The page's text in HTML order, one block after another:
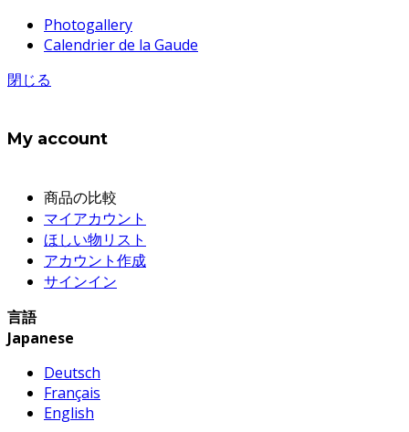
Photogallery
Calendrier de la Gaude
閉じる
My account
商品の比較
マイアカウント
ほしい物リスト
アカウント作成
サインイン
言語
Japanese
Deutsch
Français
English